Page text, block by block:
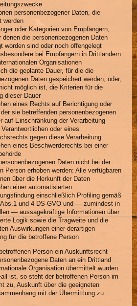
personenbezogener Daten, die
werden
oder Kategorien von Empfängern,
denen die personenbezogenen Daten
worden sind oder noch offengelegt
bei Empfängern in Drittländern
Organisationen
die geplante Dauer, für die die
Daten gespeichert werden, oder,
möglich ist, die Kriterien für die
dieser Dauer
eines Rechts auf Berichtigung oder
sie betreffenden personenbezogenen
auf Einschränkung der Verarbeitung
oder eines
gegen diese Verarbeitung
eines Beschwerderechts bei einer
Daten nicht bei der
Person erhoben werden: Alle verfügbaren
über die Herkunft der Daten
einer automatisierten
einschließlich Profiling gemäß
und 4 DS-GVO und — zumindest in
— aussagekräftige Informationen über
Logik sowie die Tragweite und die
Auswirkungen einer derartigen
für die betroffene Person
Person ein Auskunftsrecht
Daten an ein Drittland
Organisation übermittelt wurden.
ist, so steht der betroffenen Person im
zu, Auskunft über die geeigneten
mit der Übermittlung zu